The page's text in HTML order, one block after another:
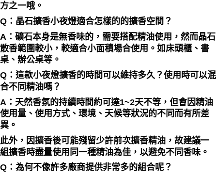
方之一哦。
Q：晶石擴香小夜燈適合怎樣的的擴香空間？
A：礦石本身是無香味的，需要搭配精油使用，然而晶石
散香範圍較小，較適合小面積場合使用。如床頭櫃、書
桌、辦公桌等。
Q：這款小夜燈擴香的時間可以維持多久？使用時可以混
合不同精油嗎？
A：天然香氛的持續時間約可達1~2天不等，但會因精油
使用量、使用方式、環境、天候等狀況的不同而有所差
異。
此外，因擴香後可能殘留少許前次擴香精油，故建議一
組擴香時盡量使用同一種精油為佳，以避免不同香味。
Q：為何不像許多廠商提供非常多的組合呢？